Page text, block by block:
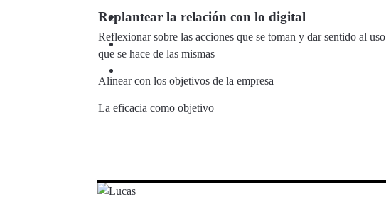
Replantear la relación con lo digital
Reflexionar sobre las acciones que se toman y dar sentido al uso
que se hace de las mismas
Alinear con los objetivos de la empresa
La eficacia como objetivo